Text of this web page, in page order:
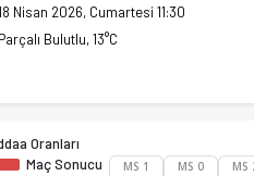
Nisan 2026, Cumartesi 11:30
Parçalı Bulutlu, 13°C
Oranları
Maç Sonucu
MS 1
MS 0
MS